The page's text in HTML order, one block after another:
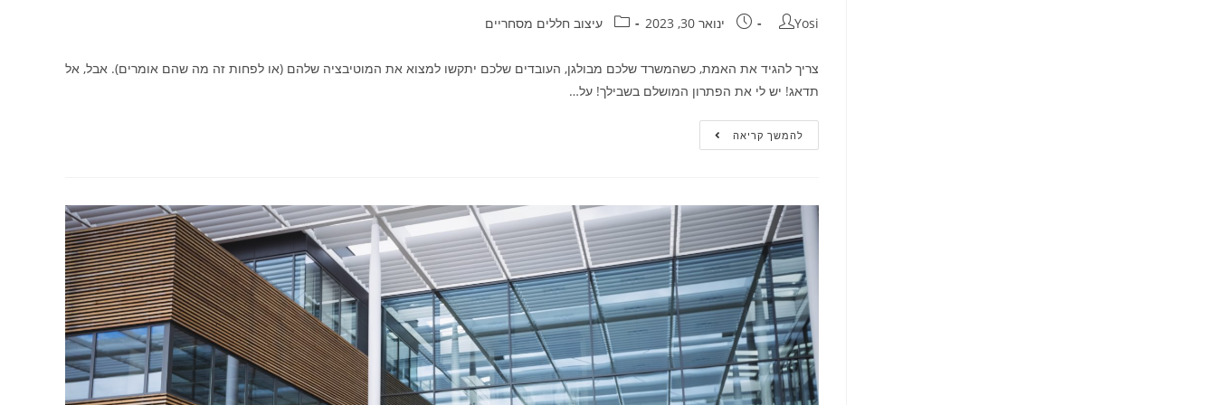
Yosi ינואר 30, 2023 עיצוב חללים מסחריים
צריך להגיד את האמת, כשהמשרד שלכם מבולגן, העובדים שלכם יתקשו למצוא את המוטיבציה שלהם (או לפחות זה מה שהם אומרים). אבל, אל
תדאג! יש לי את הפתרון המושלם בשבילך! על…
להמשך קריאה